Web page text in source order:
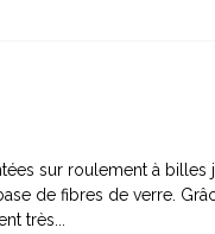
sur roulement à billes
de fibres de verre.
très...